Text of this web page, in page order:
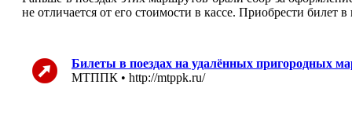
не отличается от его стоимости в кассе. Приобрести билет
Билеты в поездах на удалённых пригородных
МТППК • http://mtppk.ru/